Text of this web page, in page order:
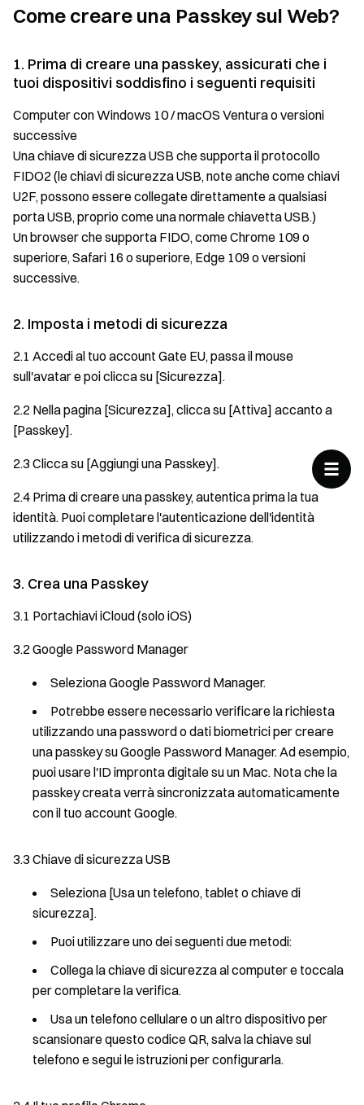
Come creare una Passkey sul Web?
1. Prima di creare una passkey, assicurati che i
tuoi dispositivi soddisfino i seguenti requisiti
Computer con Windows 10 / macOS Ventura o versioni
successive
Una chiave di sicurezza USB che supporta il protocollo
FIDO2 (le chiavi di sicurezza USB, note anche come chiavi
U2F, possono essere collegate direttamente a qualsiasi
porta USB, proprio come una normale chiavetta USB.)
Un browser che supporta FIDO, come Chrome 109 o
superiore, Safari 16 o superiore, Edge 109 o versioni
successive.
2. Imposta i metodi di sicurezza
2.1 Accedi al tuo account Gate EU, passa il mouse
sull'avatar e poi clicca su [Sicurezza].
2.2 Nella pagina [Sicurezza], clicca su [Attiva] accanto a
[Passkey].
2.3 Clicca su [Aggiungi una Passkey].
2.4 Prima di creare una passkey, autentica prima la tua
identità. Puoi completare l'autenticazione dell'identità
utilizzando i metodi di verifica di sicurezza.
3. Crea una Passkey
3.1 Portachiavi iCloud (solo iOS)
3.2 Google Password Manager
Seleziona Google Password Manager.
Potrebbe essere necessario verificare la richiesta
utilizzando una password o dati biometrici per creare
una passkey su Google Password Manager. Ad esempio,
puoi usare l'ID impronta digitale su un Mac. Nota che la
passkey creata verrà sincronizzata automaticamente
con il tuo account Google.
3.3 Chiave di sicurezza USB
Seleziona [Usa un telefono, tablet o chiave di
sicurezza].
Puoi utilizzare uno dei seguenti due metodi:
Collega la chiave di sicurezza al computer e toccala
per completare la verifica.
Usa un telefono cellulare o un altro dispositivo per
scansionare questo codice QR, salva la chiave sul
telefono e segui le istruzioni per configurarla.